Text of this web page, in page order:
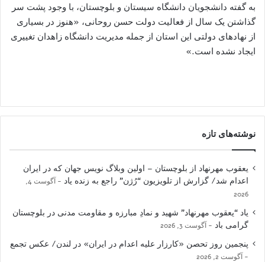
به گفته دانشجویان دانشگاه سیستان و بلوچستان، با وجود پشت سر
گذاشتن یک سال از فعالیت دولت حسن روحانی، «هنوز در بسیاری
از نهادهای دولتی این استان از جمله مدیریت دانشگاه زاهدان تغییری
ایجاد نشده است.»
نوشته‌های تازه
یعقوب مهرنهاد از بلوچستان – اولین وبلاگ نویس جهان که در ایران
اعدام شد/ گزارش از تلویزیون “رُژن” راجع به زنده یاد
آگوست 4,
2026
یاد “یعقوب مهرنهاد” شهید و نمادِ مبارزه و مقاومت مدنی در بلوچستان
گرامی باد
آگوست 3, 2026
پنجمین روز تحصن «کارزار علیه اعدام در ایران» در لندن/ عکس تجمع
آگوست 2, 2026